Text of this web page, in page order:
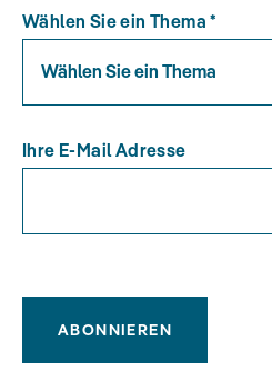
Wählen Sie ein Thema *
Wählen Sie ein Thema
Ihre E-Mail Adresse
ABONNIEREN